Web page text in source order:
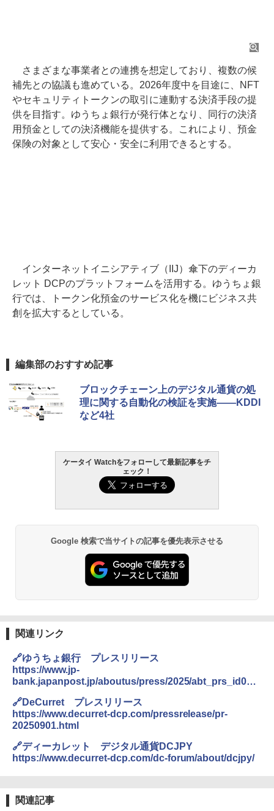
さまざまな事業者との連携を想定しており、複数の候
補先との協議も進めている。2026年度中を目途に、NFT
やセキュリティトークンの取引に連動する決済手段の提
供を目指す。ゆうちょ銀行が発行体となり、同行の決済
用預金としての決済機能を提供する。これにより、預金
保険の対象として安心・安全に利用できるとする。
インターネットイニシアティブ（IIJ）傘下のディーカ
レット DCPのプラットフォームを活用する。ゆうちょ銀
行では、トークン化預金のサービス化を機にビジネス共
創を拡大するとしている。
編集部のおすすめ記事
ブロックチェーン上のデジタル通貨の処
理に関する自動化の検証を実施――KDDI
など4社
ケータイ Watchをフォローして最新記事をチ
ェック！
Google 検索で当サイトの記事を優先表示させる
関連リンク
🔗ゆうちょ銀行 プレスリリース
https://www.jp-
bank.japanpost.jp/aboutus/press/2025/abt_prs_id002
🔗DeCurret プレスリリース
https://www.decurret-dcp.com/pressrelease/pr-
20250901.html
🔗ディーカレット デジタル通貨DCJPY
https://www.decurret-dcp.com/dc-forum/about/dcjpy/
関連記事